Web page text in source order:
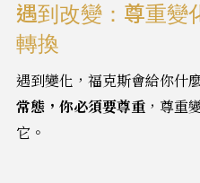
遇到改變：尊重變
轉換
遇到變化，福克斯會給你什
常態，你必須要尊重 ，尊重
它。